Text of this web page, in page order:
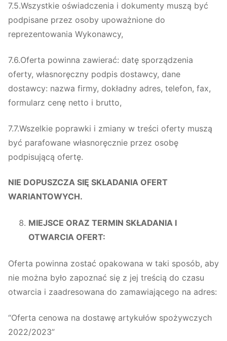
7.5.Wszystkie oświadczenia i dokumenty muszą być
podpisane przez osoby upoważnione do
reprezentowania Wykonawcy,
7.6.Oferta powinna zawierać: datę sporządzenia
oferty, własnoręczny podpis dostawcy, dane
dostawcy: nazwa firmy, dokładny adres, telefon, fax,
formularz cenę netto i brutto,
7.7.Wszelkie poprawki i zmiany w treści oferty muszą
być parafowane własnoręcznie przez osobę
podpisującą ofertę.
NIE DOPUSZCZA SIĘ SKŁADANIA OFERT
WARIANTOWYCH.
MIEJSCE ORAZ TERMIN SKŁADANIA I
OTWARCIA OFERT:
Oferta powinna zostać opakowana w taki sposób, aby
nie można było zapoznać się z jej treścią do czasu
otwarcia i zaadresowana do zamawiającego na adres:
“Oferta cenowa na dostawę artykułów spożywczych
2022/2023”